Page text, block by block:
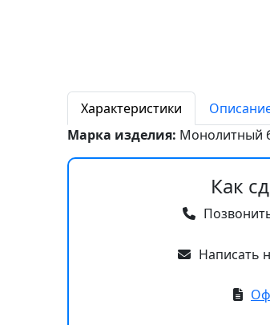
Характеристики
Марка изделия: Монолитный
Как
Написать